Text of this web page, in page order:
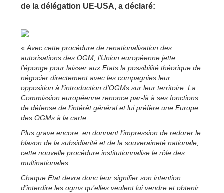
de la délégation UE-USA, a déclaré:
« Avec cette procédure de renationalisation des
autorisations des OGM, l’Union européenne jette
l’éponge pour laisser aux Etats la possibilité théorique de
négocier directement avec les compagnies leur
opposition à l’introduction d’OGMs sur leur territoire. La
Commission européenne renonce par-là à ses fonctions
de défense de l’intérêt général et lui préfère une Europe
des OGMs à la carte.
Plus grave encore, en donnant l’impression de redorer le
blason de la subsidiarité et de la souveraineté nationale,
cette nouvelle procédure institutionnalise le rôle des
multinationales.
Chaque Etat devra donc leur signifier son intention
d’interdire les ogms qu’elles veulent lui vendre et obtenir